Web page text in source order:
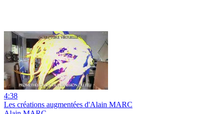
4:38
Les créations augmentées d'Alain MARC